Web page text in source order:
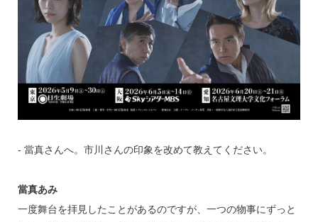
‐ 當真さんへ。市川さんの印象を改めて教えてください。
當真あみ
一度舞台を拝見したことがあるのですが、一つの物事にずっと